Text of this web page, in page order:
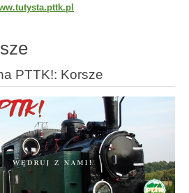
PTTK!: Korsze